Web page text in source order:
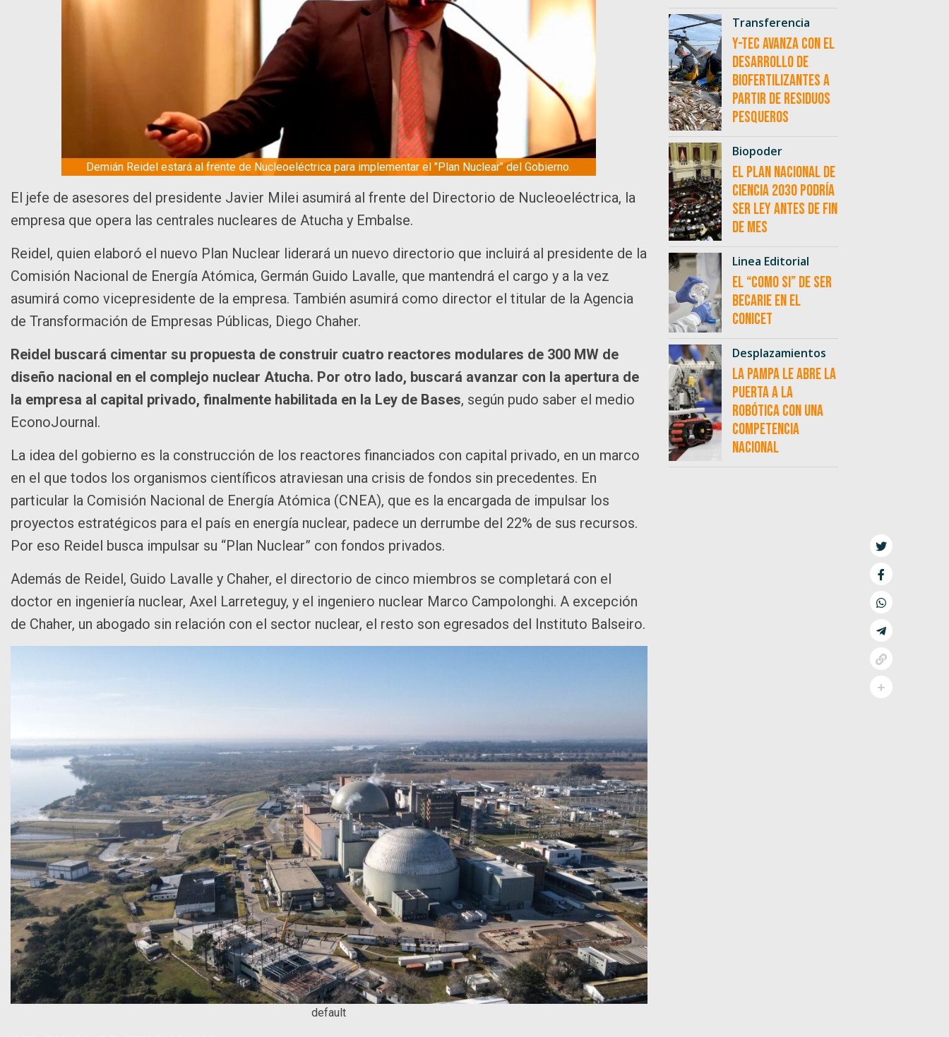
Demián Reidel estará al frente de Nucleoeléctrica para implementar el "Plan Nuclear" del Gobierno.
El jefe de asesores del presidente Javier Milei asumirá al frente del Directorio de Nucleoeléctrica, la
empresa que opera las centrales nucleares de Atucha y Embalse.
Reidel, quien elaboró el nuevo Plan Nuclear liderará un nuevo directorio que incluirá al presidente de la
Comisión Nacional de Energía Atómica, Germán Guido Lavalle, que mantendrá el cargo y a la vez
asumirá como vicepresidente de la empresa. También asumirá como director el titular de la Agencia
de Transformación de Empresas Públicas, Diego Chaher.
Reidel buscará cimentar su propuesta de construir cuatro reactores modulares de 300 MW de
diseño nacional en el complejo nuclear Atucha. Por otro lado, buscará avanzar con la apertura de
la empresa al capital privado, finalmente habilitada en la Ley de Bases, según pudo saber el medio
EconoJournal.
La idea del gobierno es la construcción de los reactores financiados con capital privado, en un marco
en el que todos los organismos científicos atraviesan una crisis de fondos sin precedentes. En
particular la Comisión Nacional de Energía Atómica (CNEA), que es la encargada de impulsar los
proyectos estratégicos para el país en energía nuclear, padece un derrumbe del 22% de sus recursos.
Por eso Reidel busca impulsar su “Plan Nuclear” con fondos privados.
Además de Reidel, Guido Lavalle y Chaher, el directorio de cinco miembros se completará con el
doctor en ingeniería nuclear, Axel Larreteguy, y el ingeniero nuclear Marco Campolonghi. A excepción
de Chaher, un abogado sin relación con el sector nuclear, el resto son egresados del Instituto Balseiro.
default
Transferencia
Y-TEC avanza con el
desarrollo de
biofertilizantes a
partir de residuos
pesqueros
Biopoder
El Plan Nacional de
Ciencia 2030 podría
ser ley antes de fin
de mes
Linea Editorial
El “como si” de ser
becarie en el
CONICET
Desplazamientos
La Pampa le abre la
puerta a la
robótica con una
competencia
nacional